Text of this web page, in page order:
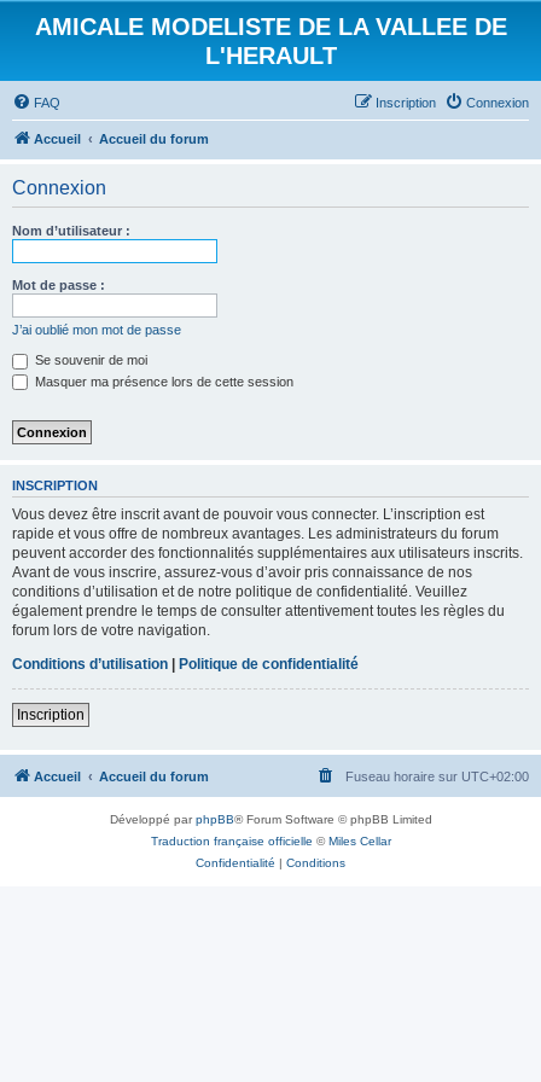
AMICALE MODELISTE DE LA VALLEE DE
L'HERAULT
FAQ Connexion
Inscription
Accueil Accueil du forum
Connexion
Nom d’utilisateur :
Mot de passe :
J’ai oublié mon mot de passe
Se souvenir de moi
Masquer ma présence lors de cette session
INSCRIPTION
Vous devez être inscrit avant de pouvoir vous connecter. L’inscription est
rapide et vous offre de nombreux avantages. Les administrateurs du forum
peuvent accorder des fonctionnalités supplémentaires aux utilisateurs inscrits.
Avant de vous inscrire, assurez-vous d’avoir pris connaissance de nos
conditions d’utilisation et de notre politique de confidentialité. Veuillez
également prendre le temps de consulter attentivement toutes les règles du
forum lors de votre navigation.
Conditions d’utilisation | Politique de confidentialité
Inscription
Accueil Accueil du forum Fuseau horaire sur UTC+02:00
Développé parphpBB® Forum Software © phpBB Limited
Traduction française officielle ©Miles Cellar
Confidentialité | Conditions